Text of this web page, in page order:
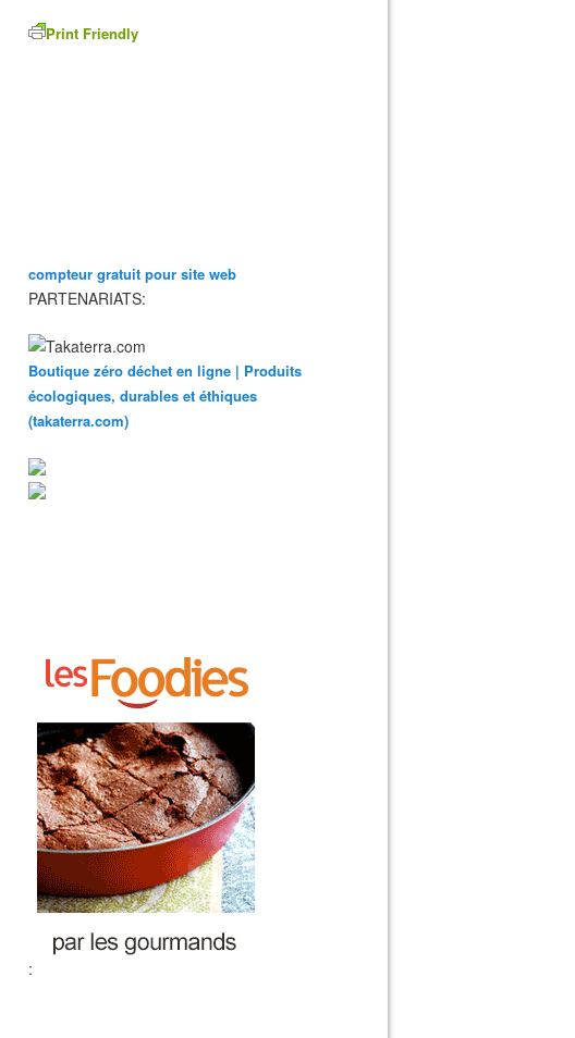
Print Friendly
compteur gratuit pour site web
PARTENARIATS:
Boutique zéro déchet en ligne | Produits
écologiques, durables et éthiques
(takaterra.com)
: